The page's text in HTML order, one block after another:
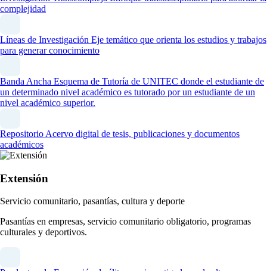
complejidad
Líneas de Investigación Eje temático que orienta los estudios y trabajos
para generar conocimiento
Banda Ancha Esquema de Tutoría de UNITEC donde el estudiante de
un determinado nivel académico es tutorado por un estudiante de un
nivel académico superior.
Repositorio Acervo digital de tesis, publicaciones y documentos
académicos
Extensión
Servicio comunitario, pasantías, cultura y deporte
Pasantías en empresas, servicio comunitario obligatorio, programas
culturales y deportivos.